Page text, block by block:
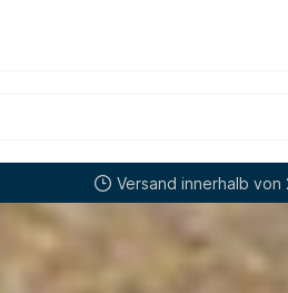
Versand innerhalb von